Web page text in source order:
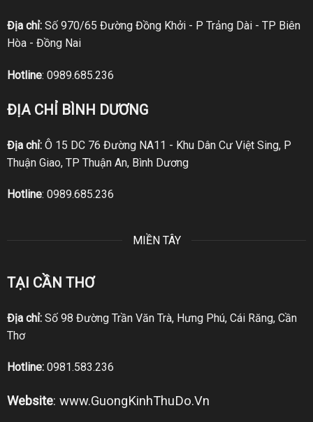
Địa chỉ:Số 970/65 Đường Đồng Khởi - P Trảng Dài - TP Biên
Hòa - Đồng Nai
Hotline: 0989.685.236
ĐỊA CHỈ BÌNH DƯƠNG
Địa chỉ:Ô 15 DC 76 Đường NA11 - Khu Dân Cư Việt Sing, P
Thuận Giao, TP Thuận An, Bình Dương
Hotline: 0989.685.236
MIỀN TÂY
TẠI CẦN THƠ
Địa chỉ:Số 98 Đường Trần Văn Trà, Hưng Phú, Cái Răng, Cần
Thơ
Hotline: 0981.583.236
Website: www.GuongKinhThuDo.Vn